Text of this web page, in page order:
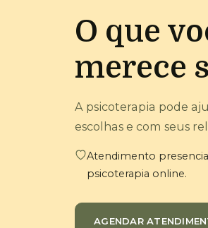
O que
merece
A psicoterapia pode
escolhas e com seus
Atendimento
psicoterapia online.
AGENDAR